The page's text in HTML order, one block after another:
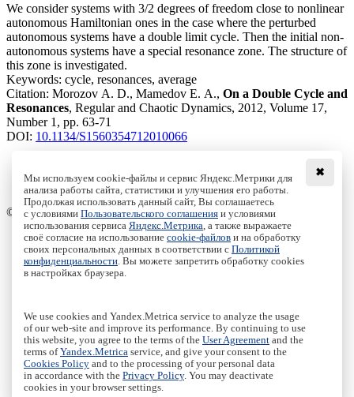
We consider systems with 3/2 degrees of freedom close to nonlinear
autonomous Hamiltonian ones in the case where the perturbed
autonomous systems have a double limit cycle. Then the initial non-
autonomous systems have a special resonance zone. The structure of
this zone is investigated.
Keywords: cycle, resonances, average
Citation: Morozov A. D., Mamedov E. A., On a Double Cycle and
Resonances, Regular and Chaotic Dynamics, 2012, Volume 17,
Number 1, pp. 63-71
DOI: 10.1134/S1560354712010066
Access to the full text on the Springer website
© Institute of Computer Science Izhevsk, 2005 - 2026
About Journal
Editorial Board
Author Information
Publishing Ethics
Authors
Archive
Пользовательское соглашение|Terms and conditions
Политика конфиденциальности|Privacy policy
Политика Cookies|Cookies Policy
✖
Мы используем cookie-файлы и сервис Яндекс.Метрики для
анализа работы сайта, статистики и улучшения его работы.
Продолжая использовать данный сайт, Вы соглашаетесь
с условиями Пользовательского соглашения и условиями
использования сервиса Яндекс.Метрика , а также выражаете
своё согласие на использование cookie-файлов и на обработку
своих персональных данных в соответствии с Политикой
конфиденциальности . Вы можете запретить обработку cookies
в настройках браузера.
We use cookies and Yandex.Metrica service to analyze the usage
of our web-site and improve its performance. By continuing to use
this website, you agree to the terms of the User Agreement and the
terms ofYandex.Metrica service, and give your consent to the
Cookies Policy and to the processing of your personal data
in accordance with the Privacy Policy. You may deactivate
cookies in your browser settings.